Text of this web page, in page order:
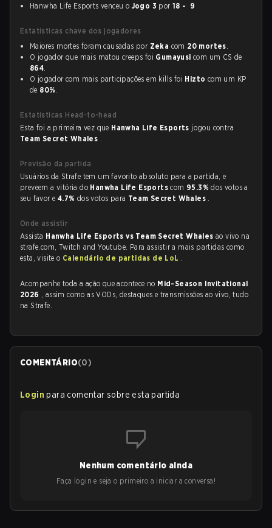
Hanwha Life Esports venceu o Jogo 3 por18 - 9
Estatísticas chave dos jogadores
Maiores mortes foram causadas por Zeka com 20 mortes.
O jogador que mais matou creeps foi Gumayusi com um CS de
864.
O jogador com mais participações em kills foi Hizto com um KP
de 80%.
Estatísticas Head-to-head
Esta foi a primeira vez que Hanwha Life Esports jogou contra
Team Secret Whales .
Previsão da partida
Usuários da Strafe tem um favorito absoluto para a partida, e
preveem a vitória do Hanwha Life Esportscom 95.3%dos votos a
seu favor e 4.7% dos votos para Team Secret Whales .
Onde assistir
Assista Hanwha Life Esports vs Team Secret Whalesao vivo na
strafe.com, Twitch and Youtube. Para assistir a mais partidas como
esta, visite o Calendário de partidas de LoL .
Acompanhe toda a ação que acontece no Mid-Season Invitational
2026 , assim como as VODs, destaques e transmissões ao vivo, tudo
na Strafe.
COMENTÁRIO(0)
Login para comentar sobre esta partida
Nenhum comentário ainda
Faça login e seja o primeiro a iniciar a conversa!